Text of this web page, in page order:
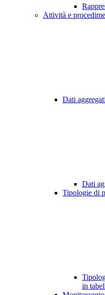
Attività e
Dati
Dati
Tipologie di
in